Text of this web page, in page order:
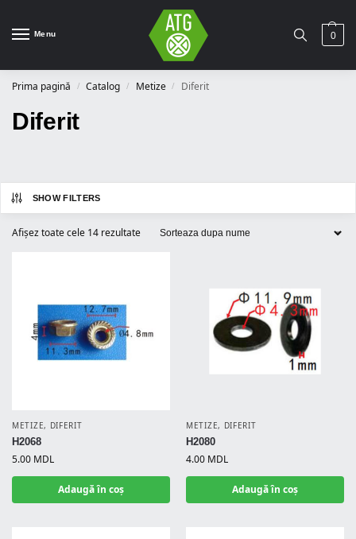
Menu 0
Prima pagină / Catalog / Metize / Diferit
Diferit
SHOW FILTERS
Afișez toate cele 14 rezultate
METIZE, DIFERIT
H2068
5.00 MDL
Adaugă în coș
METIZE, DIFERIT
H2080
4.00 MDL
Adaugă în coș